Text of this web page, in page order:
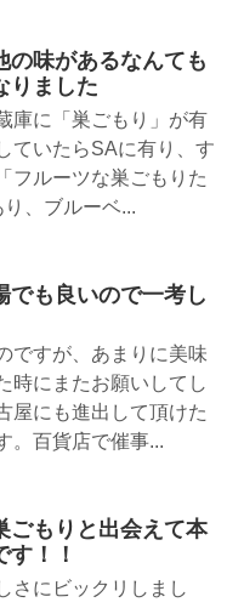
の味があるなんても
りました
庫に「巣ごもり」が有
ていたらSAに有り、す
フルーツな巣ごもりた
、ブルーベ...
でも良いので一考し
ですが、あまりに美味
時にまたお願いしてし
屋にも進出して頂けた
。百貨店で催事...
ごもりと出会えて本
す！！
さにビックリしまし